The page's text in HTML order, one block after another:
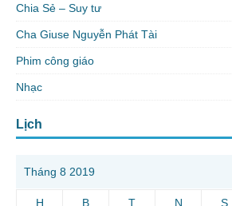
Chia Sẻ – Suy tư
Cha Giuse Nguyễn Phát Tài
Phim công giáo
Nhạc
Lịch
Tháng 8 2019
H B T N S